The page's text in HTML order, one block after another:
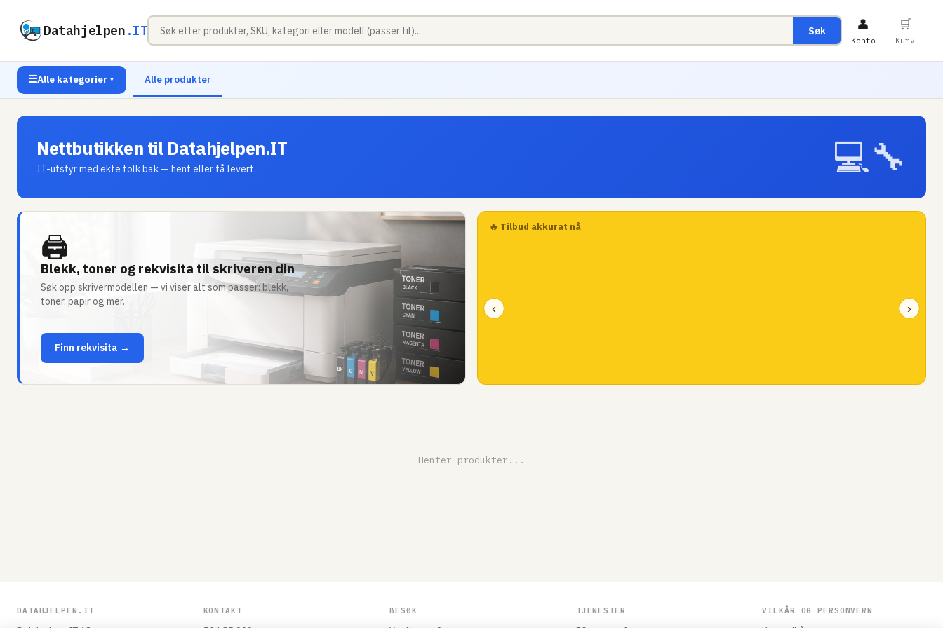
Datahjelpen .IT Søk 👤
Konto
🛒
Kurv
☰Alle kategorier ▼ Alle produkter
Nettbutikken til Datahjelpen.IT
IT-utstyr med ekte folk bak — hent eller få levert. 💻🔧
🖨
Blekk, toner og rekvisita til skriveren din
Søk opp skrivermodellen — vi viser alt som passer: blekk,
toner, papir og mer.
Finn rekvisita →
🔥 Tilbud akkurat nå
‹ ›
Henter produkter...
DATAHJELPEN.IT KONTAKT BESØK TJENESTER VILKÅR OG PERSONVERN